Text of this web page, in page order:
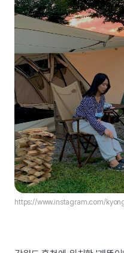
https://www.instagram.com/